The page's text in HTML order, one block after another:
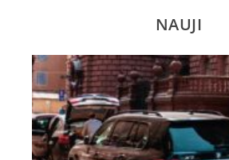
NAUJI